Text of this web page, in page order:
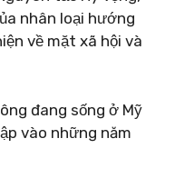
nhân loại hướng
về mặt xã hội và
đang sống ở Mỹ
vào những năm